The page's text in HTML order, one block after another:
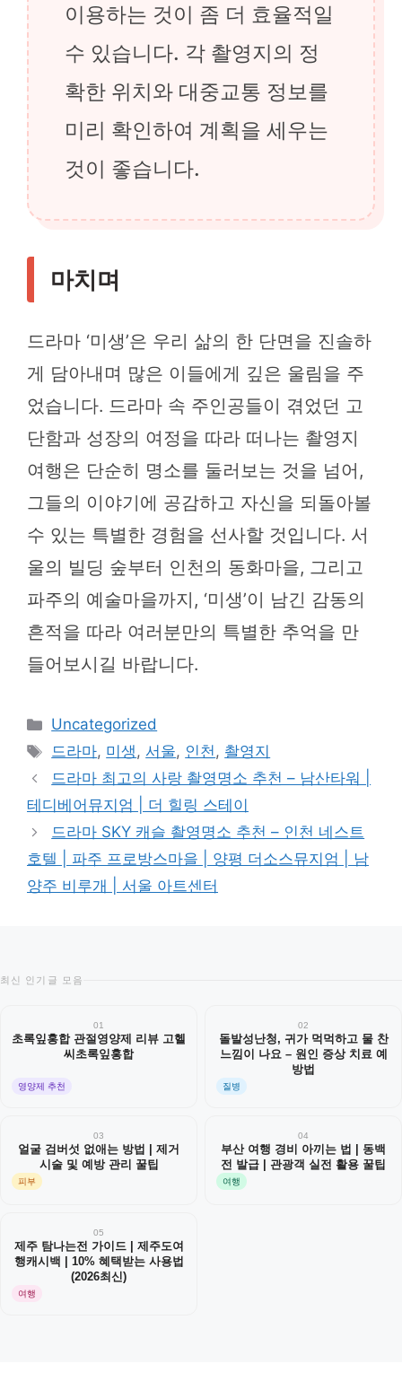
이용하는 것이 좀 더 효율적일
수 있습니다. 각 촬영지의 정
확한 위치와 대중교통 정보를
미리 확인하여 계획을 세우는
것이 좋습니다.
마치며
드라마 ‘미생’은 우리 삶의 한 단면을 진솔하
게 담아내며 많은 이들에게 깊은 울림을 주
었습니다. 드라마 속 주인공들이 겪었던 고
단함과 성장의 여정을 따라 떠나는 촬영지
여행은 단순히 명소를 둘러보는 것을 넘어,
그들의 이야기에 공감하고 자신을 되돌아볼
수 있는 특별한 경험을 선사할 것입니다. 서
울의 빌딩 숲부터 인천의 동화마을, 그리고
파주의 예술마을까지, ‘미생’이 남긴 감동의
흔적을 따라 여러분만의 특별한 추억을 만
들어보시길 바랍니다.
카
테
리
Uncategorized
태
그
드라마, 미생, 서울, 인천, 촬영지
드라마 최고의 사랑 촬영명소 추천 – 남산타워 |
테디베어뮤지엄 | 더 힐링 스테이
드라마 SKY 캐슬 촬영명소 추천 – 인천 네스트
호텔 | 파주 프로방스마을 | 양평 더소스뮤지엄 | 남
양주 비루개 | 서울 아트센터
최신 인기글 모음
01
초록잎홍합 관절영양제 리뷰 고헬
씨초록잎홍합
영양제 추천
02
돌발성난청, 귀가 먹먹하고 물 찬
느낌이 나요 – 원인 증상 치료 예
방법
질병
03
얼굴 검버섯 없애는 방법 | 제거
시술 및 예방 관리 꿀팁
피부
04
부산 여행 경비 아끼는 법 | 동백
전 발급 | 관광객 실전 활용 꿀팁
여행
05
제주 탐나는전 가이드 | 제주도여
행캐시백 | 10% 혜택받는 사용법
(2026최신)
여행